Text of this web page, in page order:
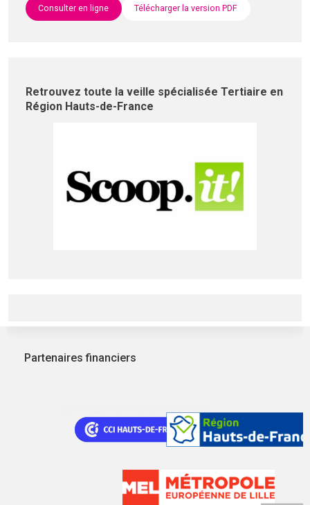
Consulter en ligne Télécharger la version PDF
Retrouvez toute la veille spécialisée Tertiaire en
Région Hauts-de-France
Partenaires financiers